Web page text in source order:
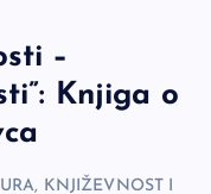
–
Knjiga o
KNJIŽEVNOST I